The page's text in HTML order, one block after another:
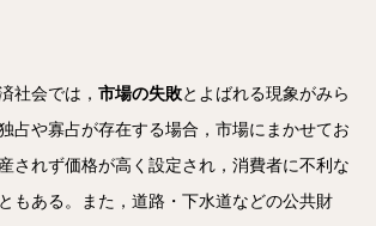
社会では， 市場の失敗とよばれる現象がみら
占や寡占が存在する場合，市場にまかせてお
されず価格が高く設定され，消費者に不利な
もある。また，道路・下水道などの公共財